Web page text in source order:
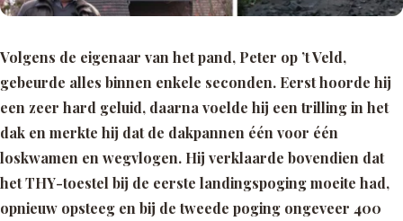
Volgens de eigenaar van het pand, Peter op ’t Veld,
gebeurde alles binnen enkele seconden. Eerst hoorde hij
een zeer hard geluid, daarna voelde hij een trilling in het
dak en merkte hij dat de dakpannen één voor één
loskwamen en wegvlogen. Hij verklaarde bovendien dat
het THY-toestel bij de eerste landingspoging moeite had,
opnieuw opsteeg en bij de tweede poging ongeveer 400